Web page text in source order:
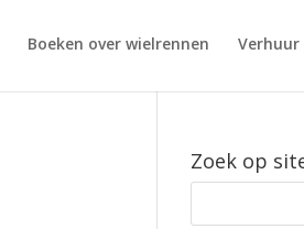
Boeken over wielrennen
Zoek op